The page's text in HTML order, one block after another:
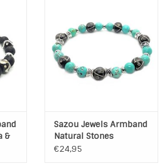
&
Sazou Jewels Armband
Natural Stones
Turquoise & Ox Bone
€24,95